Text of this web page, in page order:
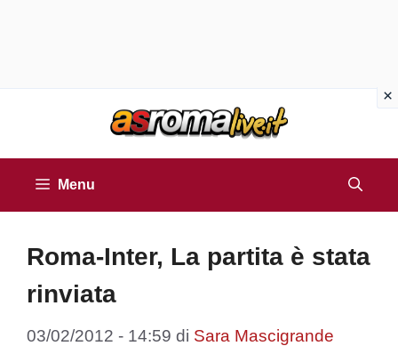
Menu
Roma-Inter, La partita è stata
rinviata
03/02/2012 - 14:59 di Sara Mascigrande